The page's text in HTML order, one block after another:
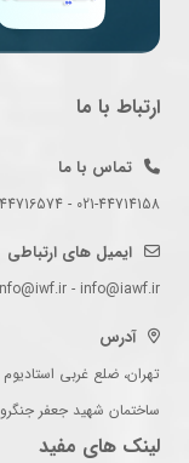
ارتباط با ما
تماس با ما
021-44714158 - 021-44716574 - 021-44714489
ایمیل های ارتباطی
- info@iawf.ir
آدرس
تهران، ضلع غربی
ساختمان شهید جعفر
لینک های مفید